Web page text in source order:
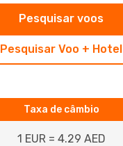
Pesquisar Voo + Hotel
Pesquisar voos
Taxa de câmbio
1 EUR = 4.29 AED